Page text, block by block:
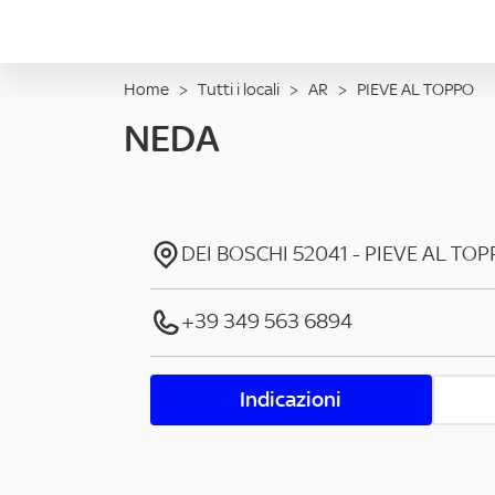
Home > Tutti i locali > AR > PIEVE AL TOPPO
NEDA
DEI BOSCHI 52041 - PIEVE AL
+39 349 563 6894
Indicazioni